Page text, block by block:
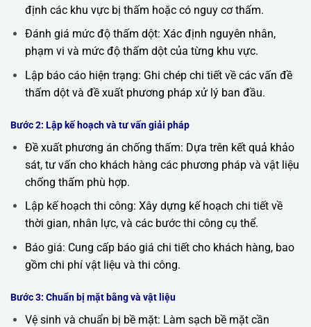
định các khu vực bị thấm hoặc có nguy cơ thấm.
Đánh giá mức độ thấm dột: Xác định nguyên nhân,
phạm vi và mức độ thấm dột của từng khu vực.
Lập báo cáo hiện trạng: Ghi chép chi tiết về các vấn đề
thấm dột và đề xuất phương pháp xử lý ban đầu.
Bước 2: Lập kế hoạch và tư vấn giải pháp
Đề xuất phương án chống thấm: Dựa trên kết quả khảo
sát, tư vấn cho khách hàng các phương pháp và vật liệu
chống thấm phù hợp.
Lập kế hoạch thi công: Xây dựng kế hoạch chi tiết về
thời gian, nhân lực, và các bước thi công cụ thể.
Báo giá: Cung cấp báo giá chi tiết cho khách hàng, bao
gồm chi phí vật liệu và thi công.
Bước 3: Chuẩn bị mặt bằng và vật liệu
Vệ sinh và chuẩn bị bề mặt: Làm sạch bề mặt cần